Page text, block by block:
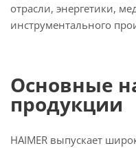
отрасли, энергетики,
инструментального
Основные
продукции
HAIMER выпускает